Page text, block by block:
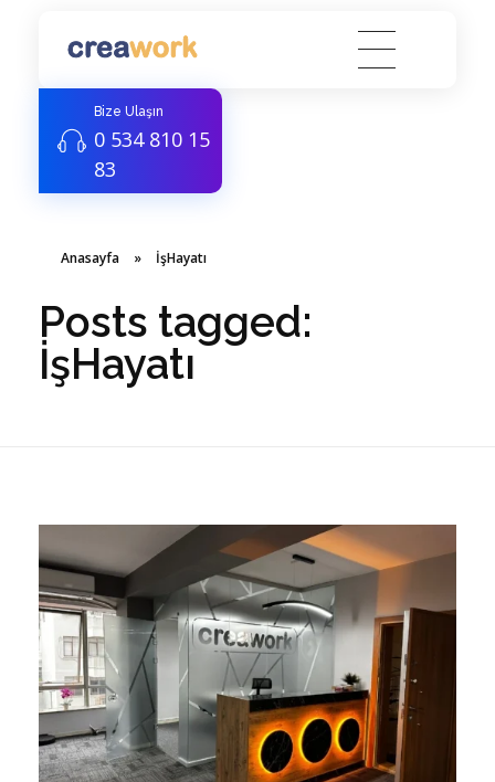
Creawork Antalya Coworking - Hazır ofis, Sanal Ofis
Bize Ulaşın
0 534 810 15
83
Anasayfa » İşHayatı
Posts tagged:
İşHayatı